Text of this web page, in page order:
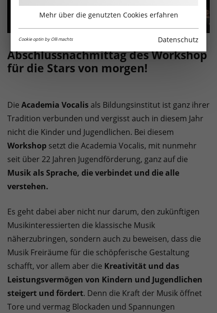
Abschlussnachmittag des Workshop
für die Stars von morgen!
Die Academia Vocalis als Bildungsinstitut ist ganz ihrer
Tradition verbunden und vergisst auch in diesem Jahr
nicht die Kinder und Jugendlichen. Bei diesem
Workshop setzt die Academia Vocalis, mit nunmehr
seit über 22 Jahren Jugendförderung, ganz auf die
Musik als Sprache, die verbindet und die alle
verstehen.
Es geht dabei aber nicht nur darum, den zukünftigen
Musikinteressierten die klassische Musik
näherzubringen, sondern auch zu beweisen, dass die
Musik Freiräume für die schöpferische Gestaltung
schafft, vor allem aber die Kreativität und das
Leistungsvermögen von Kindern und Jugendlichen
steigert und fördert. Denn die Kraft der Musik öffnet
Tore und vermag Blockaden und Spannungen
Mehr über die genutzten Cookies erfahren
Cookie optin by Olli machts Datenschutz